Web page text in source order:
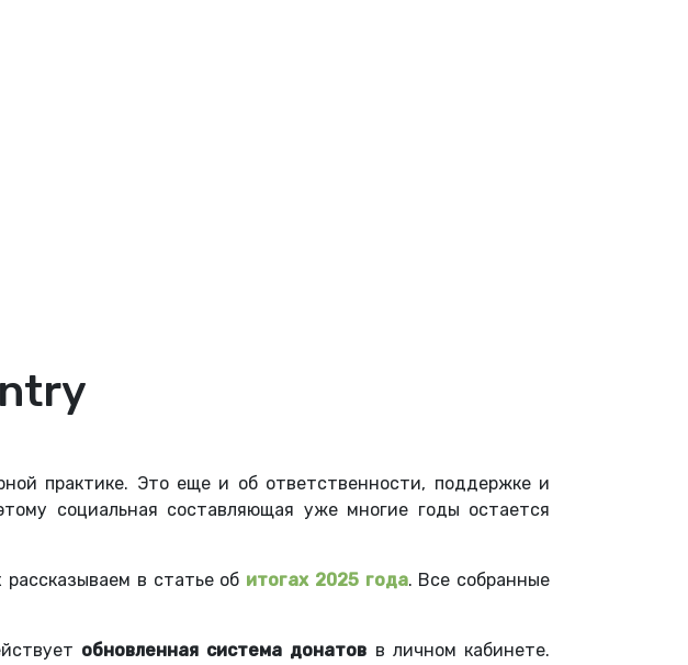
практике. Это еще и об ответственности, поддержке и
социальная составляющая уже многие годы остается
в статье об итогах 2025 года. Все собранные
обновленная система донатов в личном кабинете.